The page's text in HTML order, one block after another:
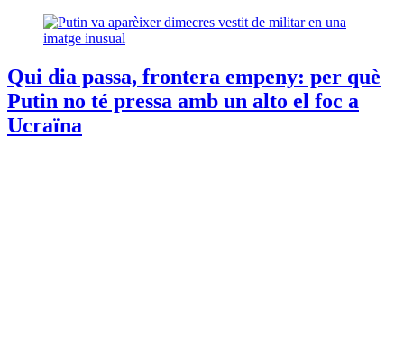
Qui dia passa, frontera empeny: per què
Putin no té pressa amb un alto el foc a
Ucraïna